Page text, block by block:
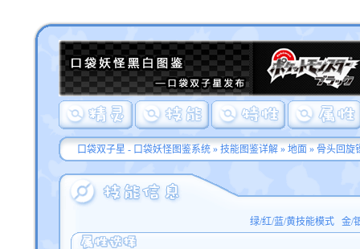
口袋双子星 - 口袋妖怪图鉴系统» 技能图鉴详解» 地面 » 骨头回旋
绿/红/蓝/黄技能模式 金/